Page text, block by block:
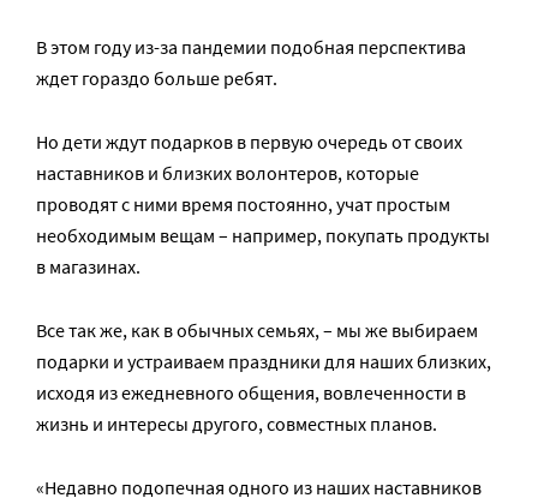
В этом году из-за пандемии подобная перспектива
ждет гораздо больше ребят.
Но дети ждут подарков в первую очередь от своих
наставников и близких волонтеров, которые
проводят с ними время постоянно, учат простым
необходимым вещам – например, покупать продукты
в магазинах.
Все так же, как в обычных семьях, – мы же выбираем
подарки и устраиваем праздники для наших близких,
исходя из ежедневного общения, вовлеченности в
жизнь и интересы другого, совместных планов.
«Недавно подопечная одного из наших наставников